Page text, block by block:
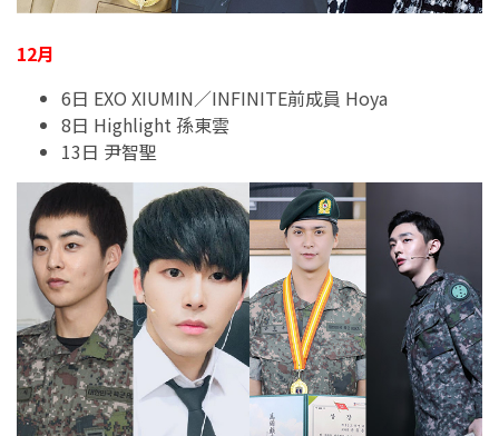
12月
6日 EXO XIUMIN／INFINITE前成員 Hoya
8日 Highlight 孫東雲
13日 尹智聖